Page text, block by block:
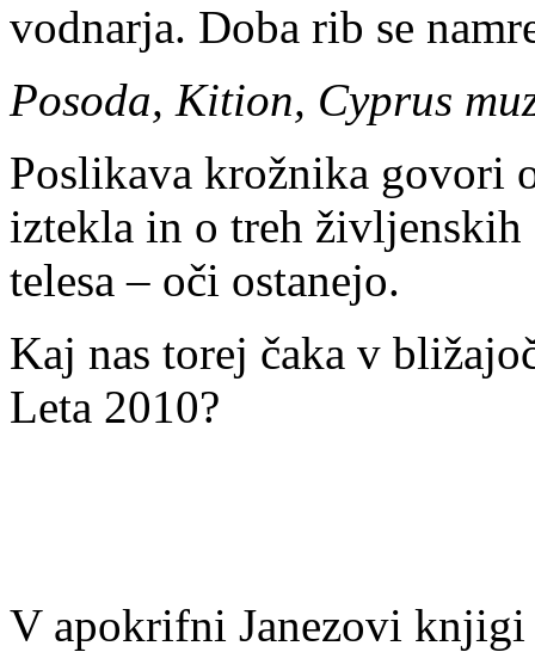
vodnarja. Doba rib se
Posoda, Kition, Cyprus
Poslikava krožnika govori
iztekla in o treh
telesa – oči ostanejo.
Kaj nas torej čaka v bližajo
Leta 2010?
V apokrifni Janezovi